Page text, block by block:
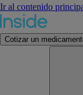
Ir al contenido
Cotizar un